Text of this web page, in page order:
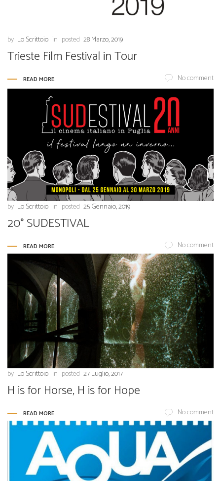
by Lo Scrittoio in posted 28 Marzo, 2019
Trieste Film Festival in Tour
READ MORE No comment
by Lo Scrittoio in posted 25 Gennaio, 2019
20° SUDESTIVAL
READ MORE No comment
by Lo Scrittoio in posted 27 Luglio, 2017
H is for Horse, H is for Hope
READ MORE No comment